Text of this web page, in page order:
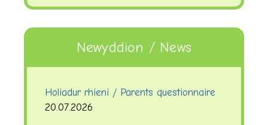
Newyddion / News
Holiadur rhieni / Parents questionnaire
20.07.2026